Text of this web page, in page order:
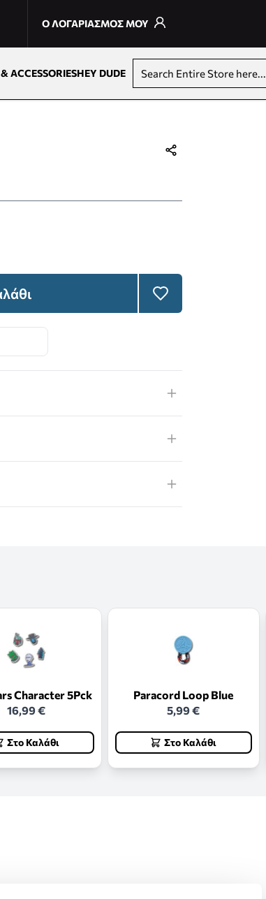
Ο ΛΟΓΑΡΙΑΣΜΟΣ ΜΟΥ
ACCESSORIESHEY DUDE Search Entire Store here...
Character 5Pck
16,99 €
Στο Καλάθι
Paracord Loop Blue
5,99 €
Στο Καλάθι